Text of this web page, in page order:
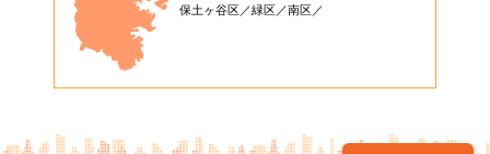
保土ヶ谷区
緑区 南区